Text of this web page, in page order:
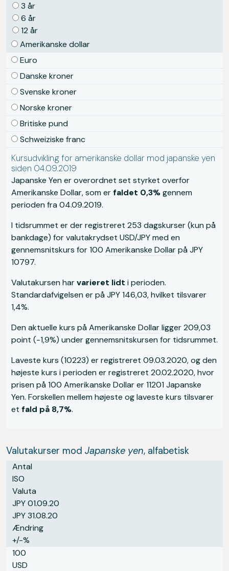
3 år
6 år
12 år
Amerikanske dollar
Euro
Danske kroner
Svenske kroner
Norske kroner
Britiske pund
Schweiziske franc
Kursudvikling for amerikanske dollar mod japanske yen
siden 04.09.2019
Japanske Yen er overordnet set styrket overfor
Amerikanske Dollar, som erfaldet 0,3%gennem
perioden fra 04.09.2019.
I tidsrummet er der registreret 253 dagskurser (kun på
bankdage) for valutakrydset USD/JPY med en
gennemsnitskurs for 100 Amerikanske Dollarpå JPY
10797.
Valutakursen harvarieret lidt i perioden.
Standardafvigelsen er på JPY 146,03, hvilket tilsvarer
1,4%.
Den aktuelle kurs på Amerikanske Dollarligger 209,03
point (-1,9%) under gennemsnitskursen for tidsrummet.
Laveste kurs (10223) er registreret 09.03.2020, og den
højeste kurs i perioden er registreret 20.02.2020, hvor
prisen på 100 Amerikanske Dollarer 11201 Japanske
Yen. Forskellen mellem højeste og laveste kurs tilsvarer
et fald på 8,7%.
Valutakurser mod Japanske yen, alfabetisk
Antal
ISO
Valuta
JPY 01.09.20
JPY 31.08.20
Ændring
+/-%
100
USD